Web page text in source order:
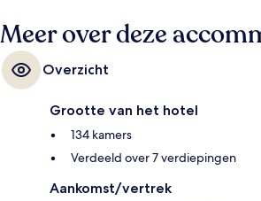
Meer over deze
Overzicht
Grootte van het hotel
134 kamers
Verdeeld over 7 verdiepingen
Aankomst/vertrek